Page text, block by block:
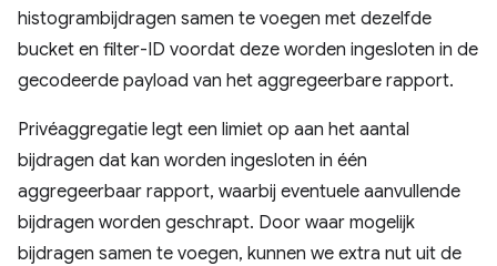
histogrambijdragen samen te voegen met dezelfde
bucket en filter-ID voordat deze worden ingesloten in de
gecodeerde payload van het aggregeerbare rapport.
Privéaggregatie legt een limiet op aan het aantal
bijdragen dat kan worden ingesloten in één
aggregeerbaar rapport, waarbij eventuele aanvullende
bijdragen worden geschrapt. Door waar mogelijk
bijdragen samen te voegen, kunnen we extra nut uit de